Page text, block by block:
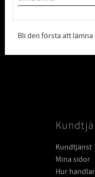
Bli den första att
Kundtjänst
Mina sidor
Hur